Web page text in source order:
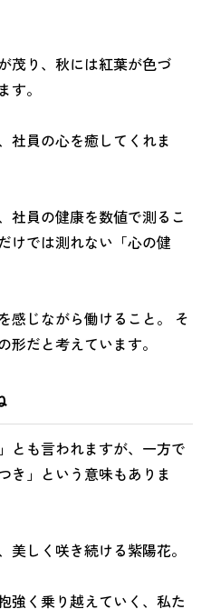
茂り、秋には紅葉が色づ
す。
社員の心を癒してくれま
社員の健康を数値で測るこ
けでは測れない「心の健
感じながら働けること。 そ
形だと考えています。
とも言われますが、一方で
き」という意味もありま
しく咲き続ける紫陽花。
強く乗り越えていく、私た